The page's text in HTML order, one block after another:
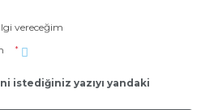
vereceğim
*
istediğiniz yazıyı yandaki